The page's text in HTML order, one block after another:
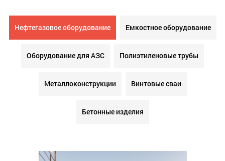
Нефтегазовое оборудование Емкостное оборудование
Оборудование для АЗС Полиэтиленовые трубы
Металлоконструкции Винтовые сваи
Бетонные изделия